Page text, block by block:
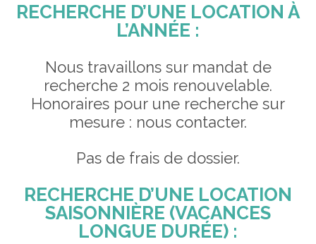
RECHERCHE D’UNE LOCATION À
L’ANNÉE :
Nous travaillons sur mandat de
recherche 2 mois renouvelable.
Honoraires pour une recherche sur
mesure : nous contacter.
Pas de frais de dossier.
RECHERCHE D’UNE LOCATION
SAISONNIÈRE (VACANCES
LONGUE DURÉE) :